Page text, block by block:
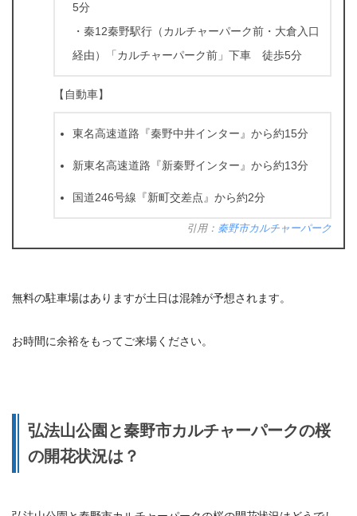
5分
・秦12秦野駅行（カルチャーパーク前・大倉入口
経由）「カルチャーパーク前」下車 徒歩5分
【自動車】
東名高速道路『秦野中井インター』から約15分
新東名高速道路『新秦野インター』から約13分
国道246号線『新町交差点』から約2分
引用： 秦野市カルチャーパーク
無料の駐車場はありますが土日は混雑が予想されます。
お時間に余裕をもってご来場ください。
弘法山公園と秦野市カルチャーパークの桜
の開花状況は？